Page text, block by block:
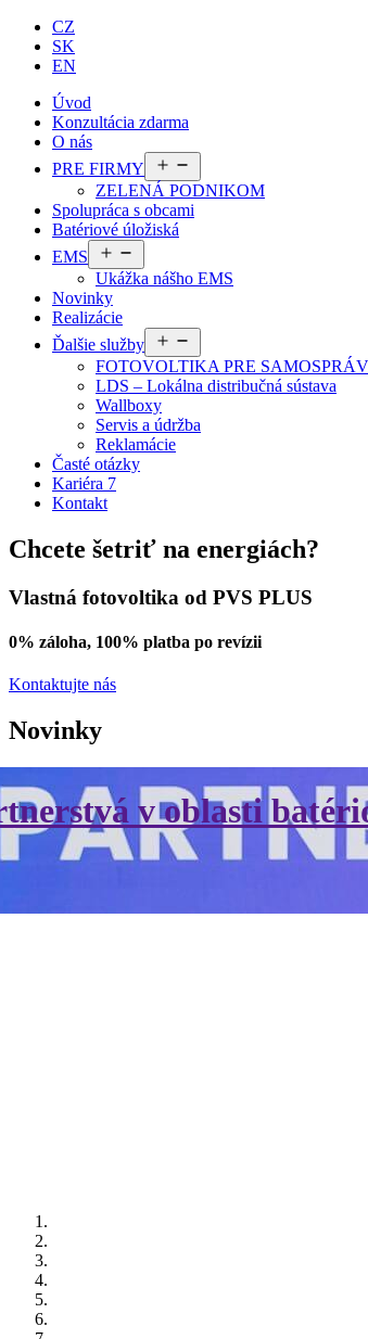
CZ
SK
EN
Úvod
Konzultácia zdarma
O nás
PRE FIRMY
menu
ZELENÁ PODNIKOM
Spolupráca s obcami
Batériové úložiská
EMS
menu
Ukážka nášho EMS
Novinky
Realizácie
Ďalšie služby
menu
FOTOVOLTIKA PRE
LDS – Lokálna distribučná sústava
Wallboxy
Servis a údržba
Reklamácie
Časté otázky
Kariéra 7
Kontakt
Chcete šetriť na energiách?
Vlastná fotovoltika od PVS PLUS
0% záloha, 100% platba po revízii
Kontaktujte nás
Novinky
v oblasti